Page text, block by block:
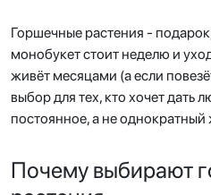
Горшечные растения -
монобукет стоит неделю и
живёт месяцами (а если
выбор для тех, кто хочет дать
постоянное, а не однократный
Почему выбирают